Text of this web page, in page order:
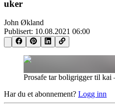
uker
John Økland
Publisert: 10.08.2021 06:00
Prosafe tar boligrigger til kai
Har du et abonnement? Logg inn